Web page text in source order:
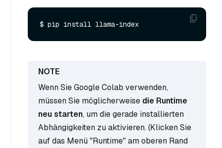
Wenn Sie Google Colab verwenden,
müssen Sie möglicherweise die Runtime
neu starten, um die gerade installierten
Abhängigkeiten zu aktivieren. (Klicken Sie
auf das Menü "Runtime" am oberen Rand